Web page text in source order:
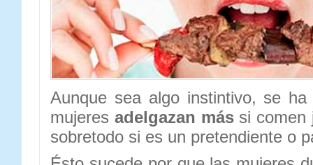
Aunque sea algo instintivo, se
mujeres adelgazan mássi comen
sobretodo si es un pretendiente o